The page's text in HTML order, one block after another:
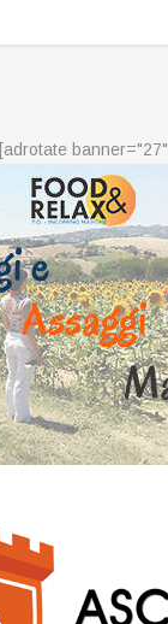
[adrotate banner="27"